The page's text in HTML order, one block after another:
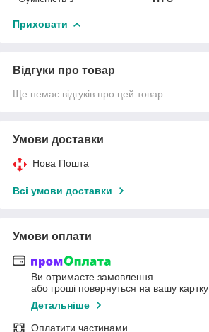
Приховати
Відгуки про товар
Ще немає відгуків про цей товар
Умови доставки
Нова Пошта
Всі умови доставки
Умови оплати
Ви отримаєте замовлення
або гроші повернуться на вашу картку
Детальніше
Оплатити частинами